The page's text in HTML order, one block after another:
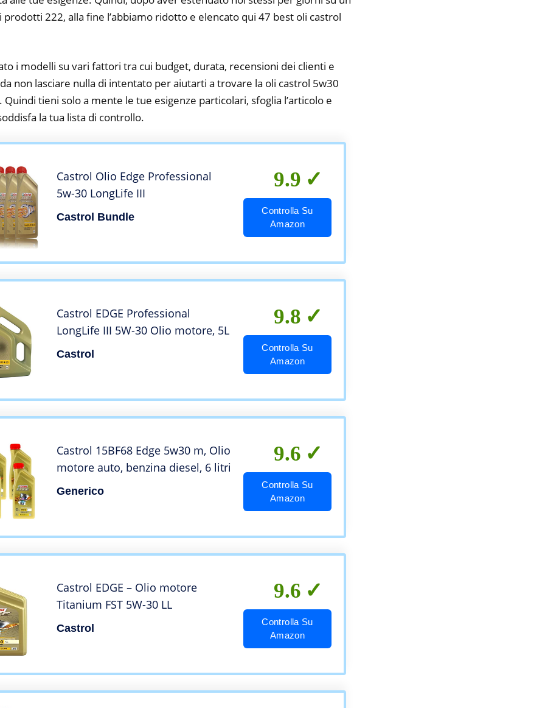
222, alla fine l’abbiamo ridotto e elencato qui 47 best oli castrol
i modelli su vari fattori tra cui budget, durata, recensioni dei clienti e
non lasciare nulla di intentato per aiutarti a trovare la oli castrol 5w30
Quindi tieni solo a mente le tue esigenze particolari, sfoglia l’articolo e
la tua lista di controllo.
Castrol Olio Edge Professional
5w-30 LongLife III
Castrol Bundle
9.9
Controlla Su
Amazon
Castrol EDGE Professional
LongLife III 5W-30 Olio motore, 5L
Castrol
9.8
Controlla Su
Amazon
Castrol 15BF68 Edge 5w30 m, Olio
motore auto, benzina diesel, 6 litri
Generico
9.6
Controlla Su
Amazon
Castrol EDGE – Olio motore
Titanium FST 5W-30 LL
Castrol
9.6
Controlla Su
Amazon